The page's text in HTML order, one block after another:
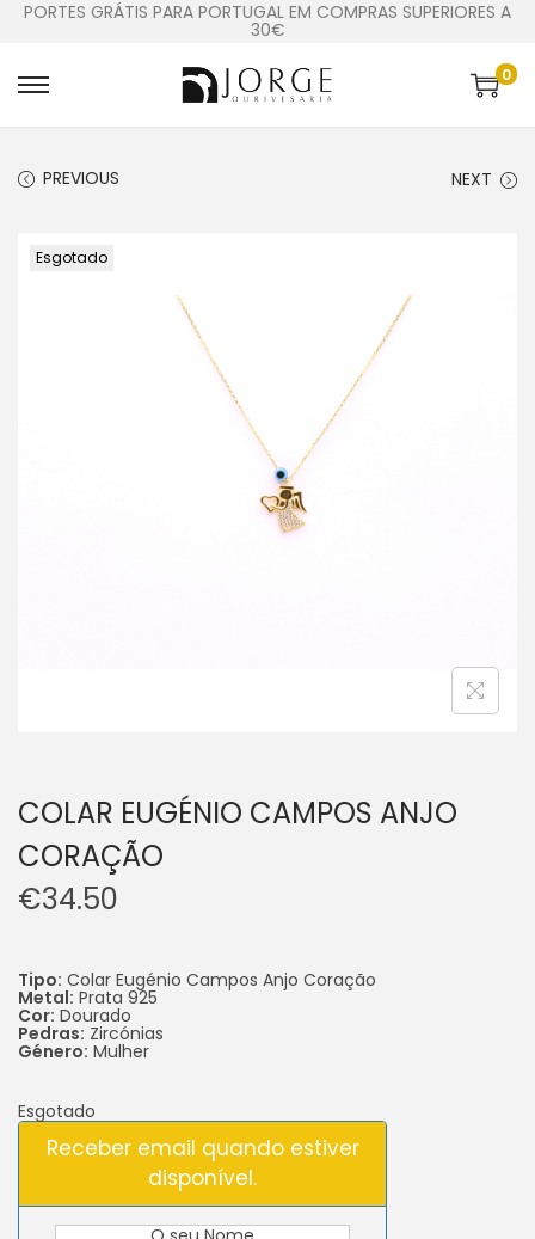
PORTES GRÁTIS PARA PORTUGAL EM COMPRAS SUPERIORES A
30€
0
PREVIOUS NEXT
Esgotado
COLAR EUGÉNIO CAMPOS ANJO
CORAÇÃO
€34.50
Tipo: Colar Eugénio Campos Anjo Coração
Metal: Prata 925
Cor: Dourado
Pedras: Zircónias
Género: Mulher
Esgotado
Receber email quando estiver
disponível.